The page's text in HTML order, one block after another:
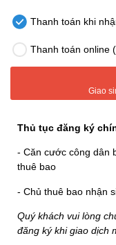
Thanh toán khi
Thanh toán online
Giao
Thủ tục đăng ký
- Căn cước công dân
thuê bao
- Chủ thuê bao nhận
Quý khách vui lòng
đăng ký khi giao dịch